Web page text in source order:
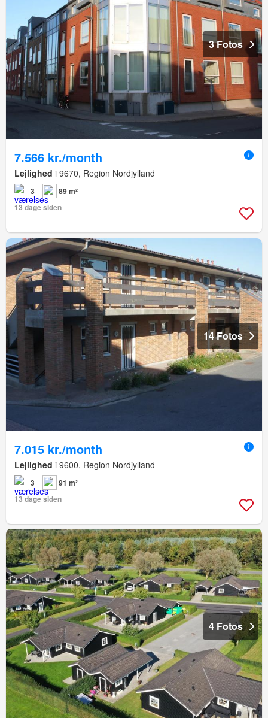
3 Fotos
7.566 kr./month
Lejlighed i 9670, Region Nordjylland
3
89 m²
13 dage siden
14 Fotos
7.015 kr./month
Lejlighed i 9600, Region Nordjylland
3
91 m²
13 dage siden
4 Fotos